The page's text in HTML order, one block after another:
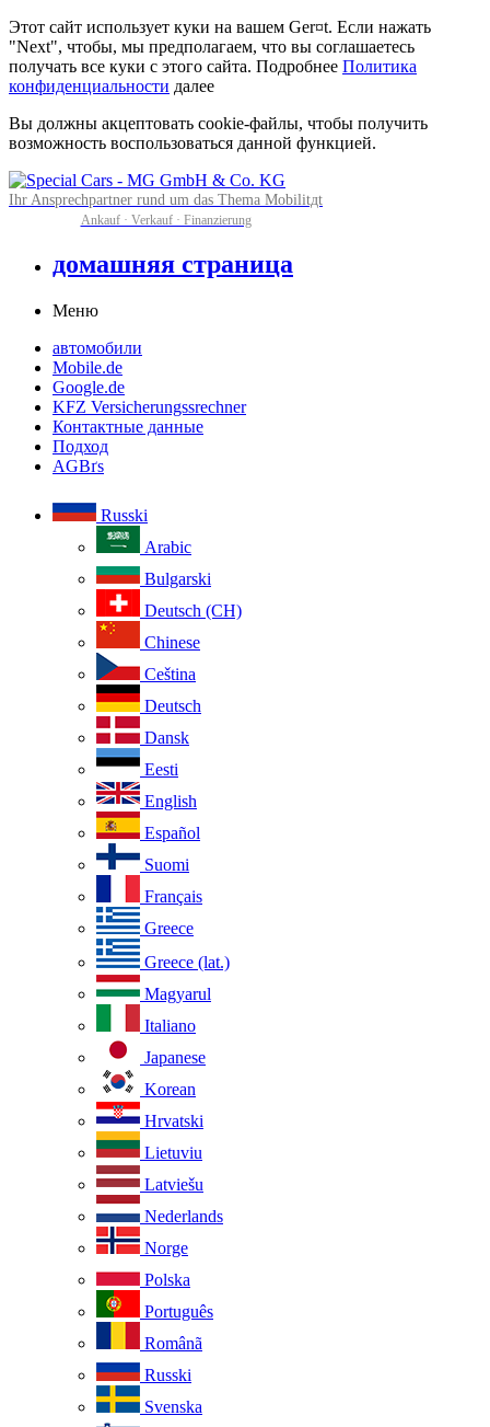
Этот сайт использует куки на вашем Ger¤t. Если нажать
"Next", чтобы, мы предполагаем, что вы соглашаетесь
получать все куки с этого сайта. Подробнее Политика
конфиденциальности далее
Вы должны акцептовать cookie-файлы, чтобы получить
возможность воспользоваться данной функцией.
Ihr Ansprechpartner rund um das Thema Mobilitдt
Ankauf · Verkauf · Finanzierung
домашняя страница
Меню
автомобили
Mobile.de
Google.de
KFZ Versicherungssrechner
Контактные данные
Подход
AGBґs
Russki
Arabic
Bulgarski
Deutsch (CH)
Chinese
Ceština
Deutsch
Dansk
Eesti
English
Español
Suomi
Français
Greece
Greece (lat.)
Magyarul
Italiano
Japanese
Korean
Hrvatski
Lietuviu
Latviešu
Nederlands
Norge
Polska
Português
Românã
Russki
Svenska